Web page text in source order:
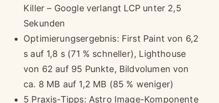
Killer – Google verlangt LCP unter 2,5
Sekunden
Optimierungsergebnis: First Paint von 6,2
s auf 1,8 s (71 % schneller), Lighthouse
von 62 auf 95 Punkte, Bildvolumen von
ca. 8 MB auf 1,2 MB (85 % weniger)
5 Praxis-Tipps: Astro Image-Komponente